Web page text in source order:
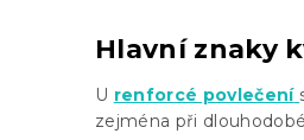
Hlavní znaky
U renforcé povlečení
zejména při